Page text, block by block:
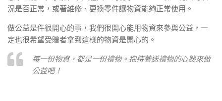
況是否正常，或著維修、更換零件讓物資能夠正常使用。
做公益是件很開心的事，我們很開心能用物資來參與公益，一
定也很希望受贈者拿到這樣的物資是開心的。
每一份物資，都是一份禮物。抱持著送禮物的心態來做
公益吧！